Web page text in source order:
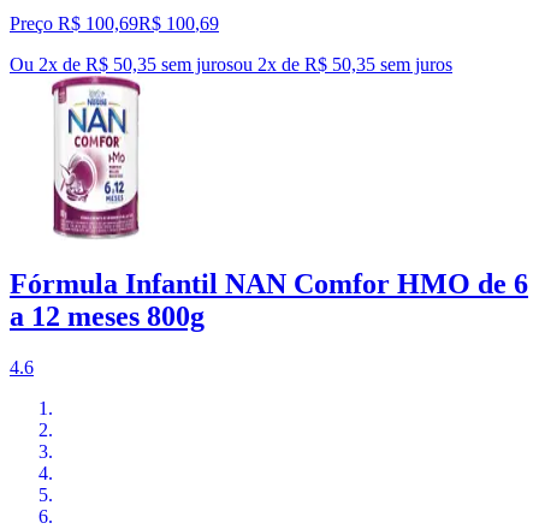
Preço R$ 100,69R$ 100,69
Ou 2x de R$ 50,35 sem jurosou 2x de R$ 50,35 sem juros
Fórmula Infantil NAN Comfor HMO de 6
a 12 meses 800g
4.6